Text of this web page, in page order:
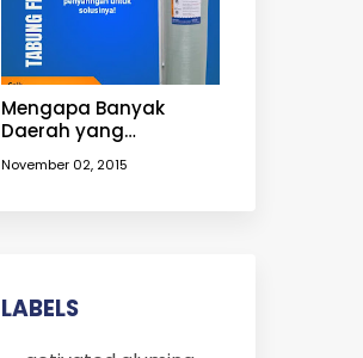
Mengapa Banyak
Daerah yang
Filter Air untuk
November 02, 2015
LABELS